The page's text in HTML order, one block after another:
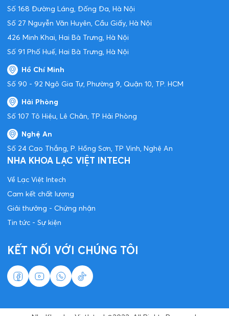
NHA KHOA LẠC VIỆT INTECH
Về Lạc Việt Intech
Cam kết chất lượng
Giải thưởng - Chứng nhận
Tin tức - Sự kiện
KẾT NỐI VỚI CHÚNG TÔI
Số 168 Đường Láng, Đống Đa, Hà Nội
Số 27 Nguyễn Văn Huyên, Cầu Giấy, Hà Nội
426 Minh Khai, Hai Bà Trưng, Hà Nội
Số 91 Phố Huế, Hai Bà Trưng, Hà Nội
Hồ Chí Minh
Số 90 - 92 Ngô Gia Tự, Phường 9, Quận 10, TP. HCM
Hải Phòng
Số 107 Tô Hiệu, Lê Chân, TP Hải Phòng
Nghệ An
Số 24 Cao Thắng, P. Hồng Sơn, TP Vinh, Nghệ An